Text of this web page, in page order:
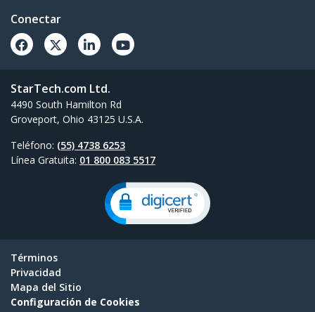
Conectar
StarTech.com Ltd.
4490 South Hamilton Rd
Groveport, Ohio 43125 U.S.A.
Teléfono: (55) 4738 6253
Línea Gratuita: 01 800 083 5517
Términos
Privacidad
Mapa del Sitio
Configuración de Cookies